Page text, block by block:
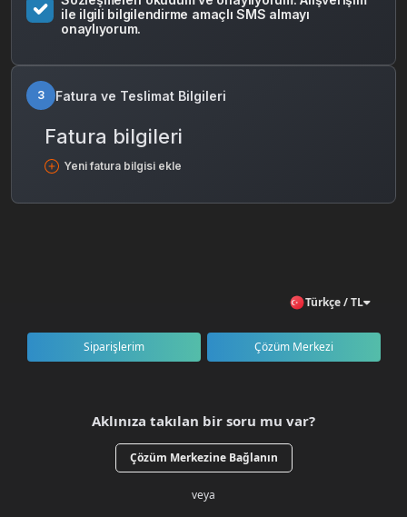
ile ilgili bilgilendirme amaçlı SMS almayı
onaylıyorum.
3 Fatura ve Teslimat Bilgileri
Fatura bilgileri
Yeni fatura bilgisi ekle
Türkçe / TL
Siparişlerim Çözüm Merkezi
Aklınıza takılan bir soru mu var?
Çözüm Merkezine Bağlanın
veya